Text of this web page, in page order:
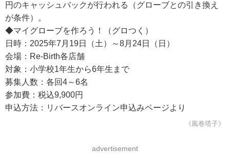
円のキャッシュバックが行われる（グローブとの引き換え
が条件）。
◆マイグローブを作ろう！（グロつく）
日時：2025年7月19日（土）～8月24日（日）
会場：Re-Birth各店舗
対象：小学校1年生から6年生まで
募集人数：各回4～6名
参加費：税込9,900円
申込方法：リバースオンライン申込みページより
《風巻塔子》
advertisement